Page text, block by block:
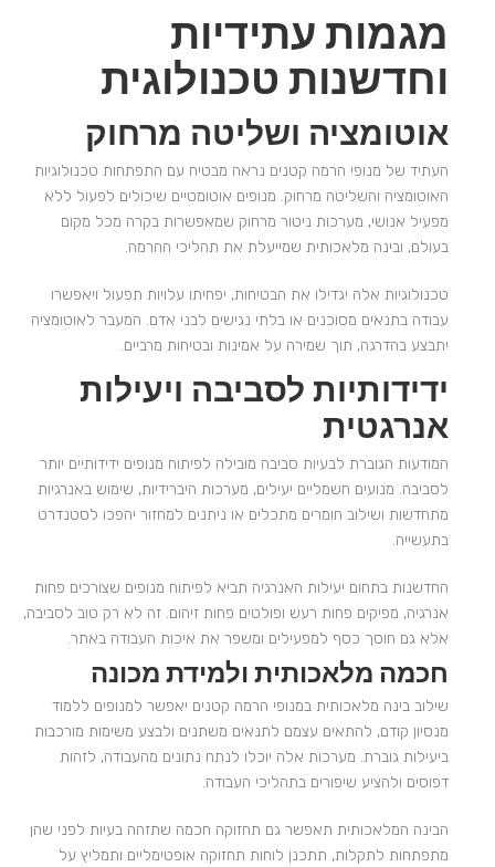
מגמות עתידיות
וחדשנות טכנולוגית
אוטומציה ושליטה מרחוק
העתיד של מנופי הרמה קטנים נראה מבטיח עם התפתחות טכנולוגיות
האוטומציה והשליטה מרחוק. מנופים אוטומטיים שיכולים לפעול ללא
מפעיל אנושי, מערכות ניטור מרחוק שמאפשרות בקרה מכל מקום
בעולם, ובינה מלאכותית שמייעלת את תהליכי ההרמה.
טכנולוגיות אלה יגדילו את הבטיחות, יפחיתו עלויות תפעול ויאפשרו
עבודה בתנאים מסוכנים או בלתי נגישים לבני אדם. המעבר לאוטומציה
יתבצע בהדרגה, תוך שמירה על אמינות ובטיחות מרביים.
ידידותיות לסביבה ויעילות
אנרגטית
המודעות הגוברת לבעיות סביבה מובילה לפיתוח מנופים ידידותיים יותר
לסביבה. מנועים חשמליים יעילים, מערכות היברידיות, שימוש באנרגיות
מתחדשות ושילוב חומרים מתכלים או ניתנים למחזור יהפכו לסטנדרט
בתעשייה.
החדשנות בתחום יעילות האנרגיה תביא לפיתוח מנופים שצורכים פחות
אנרגיה, מפיקים פחות רעש ופולטים פחות זיהום. זה לא רק טוב לסביבה,
אלא גם חוסך כסף למפעילים ומשפר את איכות העבודה באתר.
חכמה מלאכותית ולמידת מכונה
שילוב בינה מלאכותית במנופי הרמה קטנים יאפשר למנופים ללמוד
מנסיון קודם, להתאים עצמם לתנאים משתנים ולבצע משימות מורכבות
ביעילות גוברת. מערכות אלה יוכלו לנתח נתונים מהעבודה, לזהות
דפוסים ולהציע שיפורים בתהליכי העבודה.
הבינה המלאכותית תאפשר גם תחזוקה חכמה שתזהה בעיות לפני שהן
מתפתחות לתקלות, תתכנן לוחות תחזוקה אופטימליים ותמליץ על